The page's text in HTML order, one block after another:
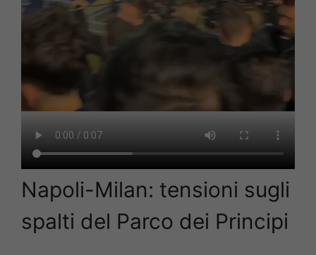
Napoli-Milan: tensioni sugli
spalti del Parco dei Principi